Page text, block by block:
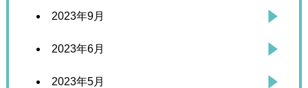
2023年9月
2023年6月
2023年5月